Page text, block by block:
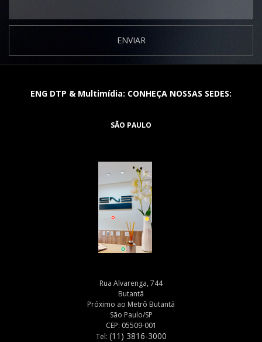
ENVIAR
ENG DTP & Multimídia: CONHEÇA NOSSAS SEDES:
SÃO PAULO
Rua Alvarenga, 744
Butantã
Próximo ao Metrô Butantã
São Paulo/SP
CEP: 05509-001
Tel: (11) 3816-3000